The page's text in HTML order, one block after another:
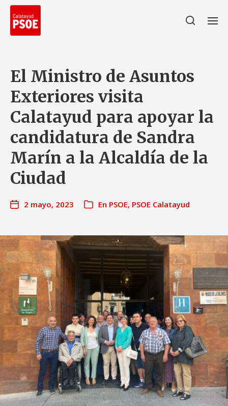
El Ministro de Asuntos
Exteriores visita
Calatayud para apoyar la
candidatura de Sandra
Marín a la Alcaldía de la
Ciudad
2 mayo, 2023 En PSOE, PSOE Calatayud